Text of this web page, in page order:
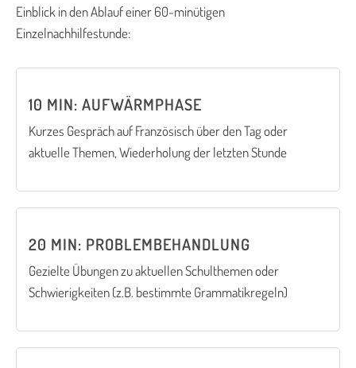
Einblick in den Ablauf einer 60-minütigen
Einzelnachhilfestunde:
10 MIN: AUFWÄRMPHASE
Kurzes Gespräch auf Französisch über den Tag oder
aktuelle Themen, Wiederholung der letzten Stunde
20 MIN: PROBLEMBEHANDLUNG
Gezielte Übungen zu aktuellen Schulthemen oder
Schwierigkeiten (z.B. bestimmte Grammatikregeln)